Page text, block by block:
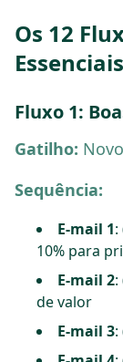
Os 12
Fluxo 1:
Gatilho:
Sequência:
E-mail 1
10% para
E-mail 2
de valor
E-mail 3